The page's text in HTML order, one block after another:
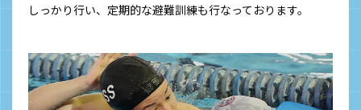
しっかり行い、定期的な避難訓練も行なっております。